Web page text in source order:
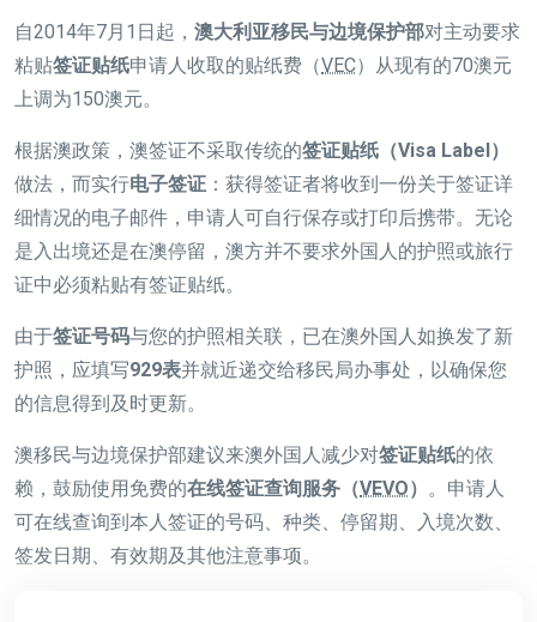
自2014年7月1日起， 澳大利亚移民与边境保护部对主动要求
粘贴签证贴纸申请人收取的贴纸费（VEC）从现有的70澳元
上调为150澳元。
根据澳政策，澳签证不采取传统的签证贴纸（Visa Label）
做法，而实行电子签证 ：获得签证者将收到一份关于签证详
细情况的电子邮件，申请人可自行保存或打印后携带。无论
是入出境还是在澳停留，澳方并不要求外国人的护照或旅行
证中必须粘贴有签证贴纸。
由于签证号码与您的护照相关联，已在澳外国人如换发了新
护照，应填写929表并就近递交给移民局办事处，以确保您
的信息得到及时更新。
澳移民与边境保护部建议来澳外国人减少对签证贴纸的依
赖，鼓励使用免费的在线签证查询服务（VEVO） 。申请人
可在线查询到本人签证的号码、种类、停留期、入境次数、
签发日期、有效期及其他注意事项。